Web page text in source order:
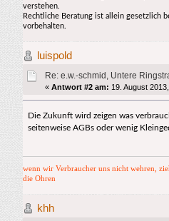
verstehen.
Rechtliche Beratung ist allein gesetzlich
vorbehalten.
luispold
Re: e.w.-schmid, Untere
« Antwort #2 am: 19. August
Die Zukunft wird zeigen was
seitenweise AGBs oder wenig
wenn wir Verbraucher uns nicht wehren,
die Ohren
khh